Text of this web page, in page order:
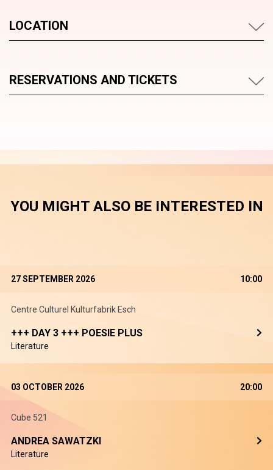
LOCATION
RESERVATIONS AND TICKETS
YOU MIGHT ALSO BE INTERESTED IN
27 SEPTEMBER 2026 10:00
Centre Culturel Kulturfabrik Esch
+++ DAY 3 +++ POESIE PLUS
Literature
03 OCTOBER 2026 20:00
Cube 521
ANDREA SAWATZKI
Literature